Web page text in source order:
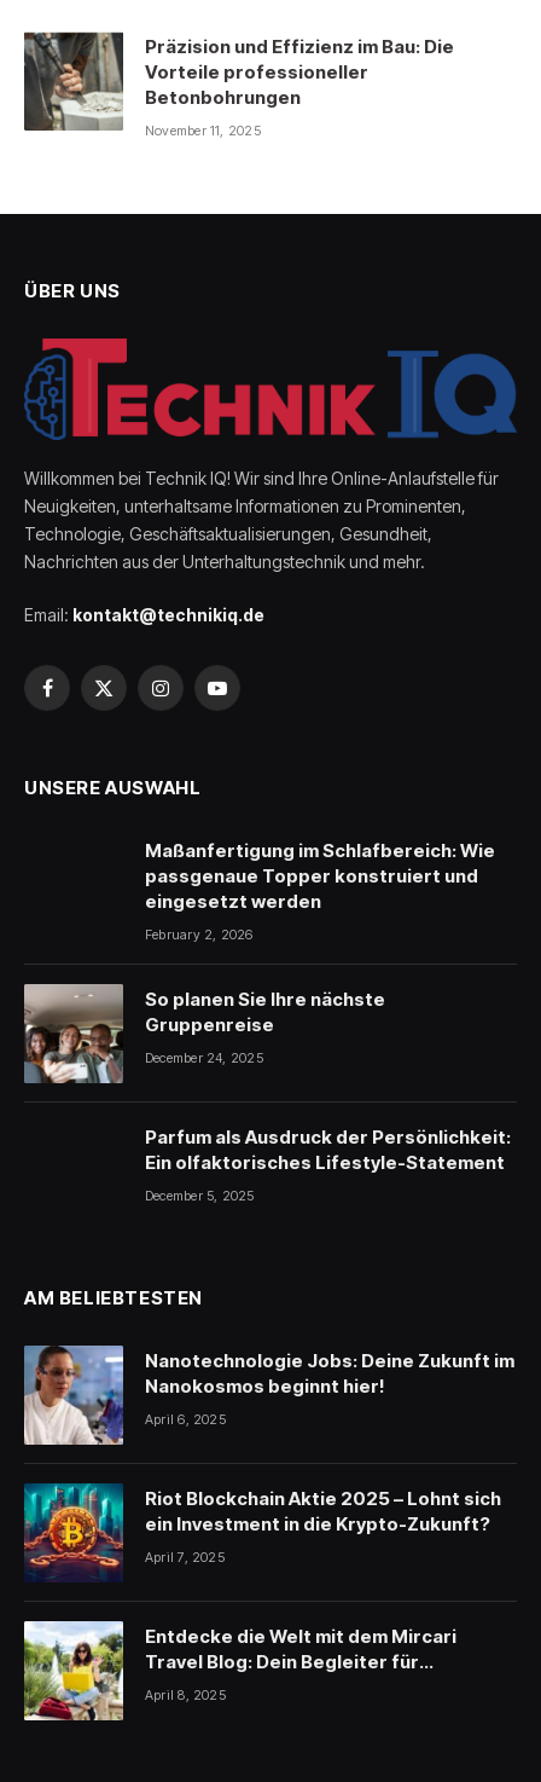
Präzision und Effizienz im Bau: Die
Vorteile professioneller
Betonbohrungen
November 11, 2025
ÜBER UNS
Willkommen bei Technik IQ! Wir sind Ihre Online-Anlaufstelle für
Neuigkeiten, unterhaltsame Informationen zu Prominenten,
Technologie, Geschäftsaktualisierungen, Gesundheit,
Nachrichten aus der Unterhaltungstechnik und mehr.
Email: kontakt@technikiq.de
Facebook
X
InstagramYouTube
UNSERE AUSWAHL
Maßanfertigung im Schlafbereich: Wie
passgenaue Topper konstruiert und
eingesetzt werden
February 2, 2026
So planen Sie Ihre nächste
Gruppenreise
December 24, 2025
Parfum als Ausdruck der Persönlichkeit:
Ein olfaktorisches Lifestyle-Statement
December 5, 2025
AM BELIEBTESTEN
Nanotechnologie Jobs: Deine Zukunft im
Nanokosmos beginnt hier!
April 6, 2025
Riot Blockchain Aktie 2025 – Lohnt sich
ein Investment in die Krypto-Zukunft?
April 7, 2025
Entdecke die Welt mit dem Mircari
Travel Blog: Dein Begleiter für
unvergessliche Reisen
April 8, 2025